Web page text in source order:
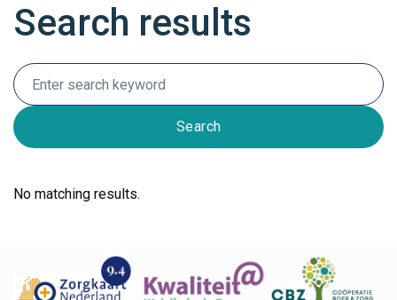
Search results
No matching results.